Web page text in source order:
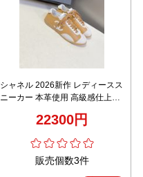
シャネル 2026新作 レディースス
ニーカー 本革使用 高級感仕上げ
日本倉庫 レビュー高リピ率 スー
22300円
販売個数3件